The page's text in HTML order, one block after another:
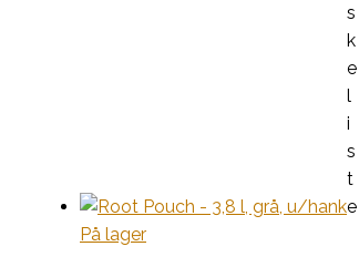
s
k
e
l
i
s
t
e
På lager